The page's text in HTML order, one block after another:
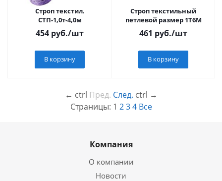
Строп текстил.
СТП-1,0т-4,0м
454 руб./шт
В корзину
Строп текстильный
петлевой размер 1T6M
461 руб./шт
В корзину
← ctrl Пред. След. ctrl →
Страницы: 1 2 3 4 Все
Компания
О компании
Новости